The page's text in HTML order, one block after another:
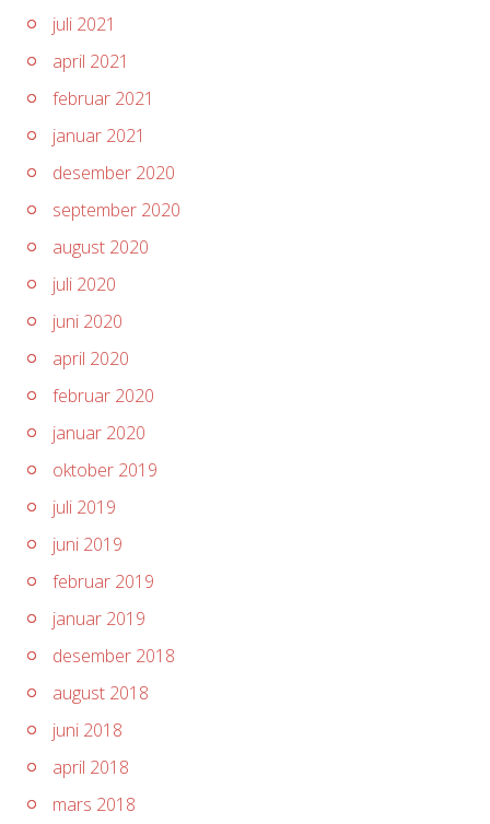
juli 2021
april 2021
februar 2021
januar 2021
desember 2020
september 2020
august 2020
juli 2020
juni 2020
april 2020
februar 2020
januar 2020
oktober 2019
juli 2019
juni 2019
februar 2019
januar 2019
desember 2018
august 2018
juni 2018
april 2018
mars 2018